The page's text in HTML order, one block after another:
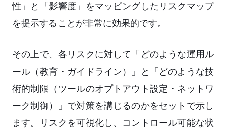
性」と「影響度」をマッピングしたリスクマップ
を提示することが非常に効果的です。
その上で、各リスクに対して「どのような運用ル
ール（教育・ガイドライン）」と「どのような技
術的制限（ツールのオプトアウト設定・ネットワ
ーク制御）」で対策を講じるのかをセットで示し
ます。リスクを可視化し、コントロール可能な状